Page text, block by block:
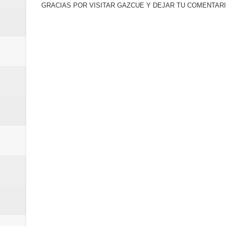
minutos
GRACIAS POR VISITAR GAZCUE Y DEJAR TU